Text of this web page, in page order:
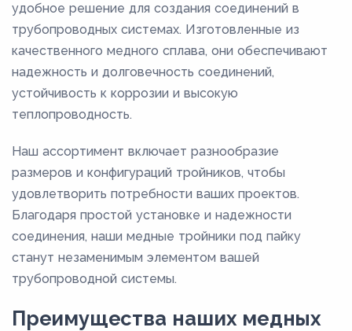
40,5
42
53,6
64
70
76,1
88,9
удобное решение для создания соединений в
трубопроводных системах. Изготовленные из
качественного медного сплава, они обеспечивают
надежность и долговечность соединений,
устойчивость к коррозии и высокую
теплопроводность.
Наш ассортимент включает разнообразие
размеров и конфигураций тройников, чтобы
удовлетворить потребности ваших проектов.
Благодаря простой установке и надежности
соединения, наши медные тройники под пайку
станут незаменимым элементом вашей
трубопроводной системы.
Преимущества наших медных